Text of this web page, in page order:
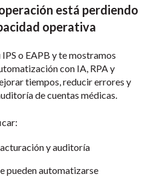
está perdiendo
operativa
o EAPB y te mostramos
con IA, RPA y
tiempos, reducir errores y
de cuentas médicas.
y auditoría
pueden automatizarse